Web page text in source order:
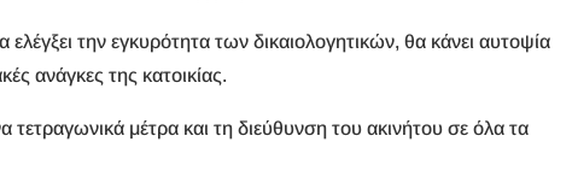
ελέγξει την εγκυρότητα των δικαιολογητικών, θα κάνει αυτοψία
ανάγκες της κατοικίας.
τετραγωνικά μέτρα και τη διεύθυνση του ακινήτου σε όλα τα